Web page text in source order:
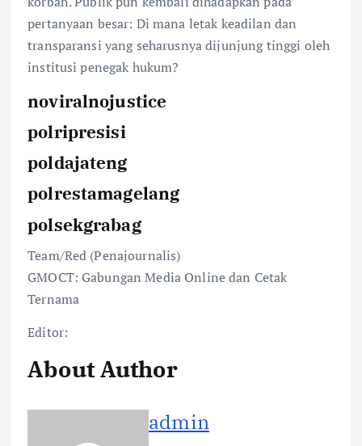
pertanyaan besar: Di mana letak keadilan dan
transparansi yang seharusnya dijunjung tinggi oleh
institusi penegak hukum?
noviralnojustice
polripresisi
poldajateng
polrestamagelang
polsekgrabag
Team/Red (Penajournalis)
GMOCT: Gabungan Media Online dan Cetak
Ternama
Editor:
About Author
admin